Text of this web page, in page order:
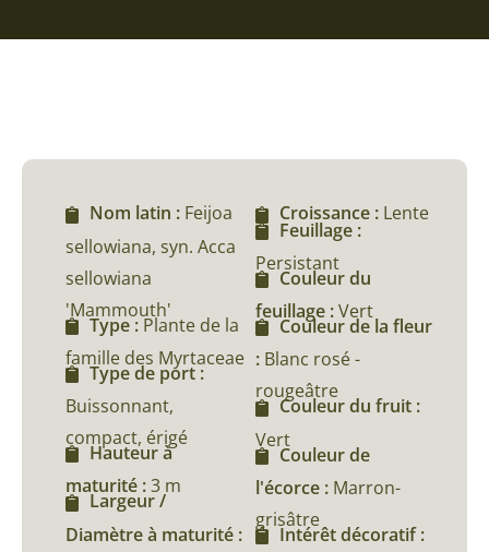
Nom latin : Feijoa
sellowiana, syn. Acca
sellowiana
'Mammouth'
Type : Plante de la
famille des Myrtaceae
Type de port :
Buissonnant,
compact, érigé
Hauteur à
maturité :3 m
Largeur /
Diamètre à maturité :
Croissance : Lente
Feuillage :
Persistant
Couleur du
feuillage :Vert
Couleur de la fleur
: Blanc rosé -
rougeâtre
Couleur du fruit :
Vert
Couleur de
l'écorce : Marron-
grisâtre
Intérêt décoratif :